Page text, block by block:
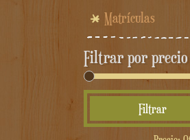
Matrículas
Filtrar por precio
Filtrar